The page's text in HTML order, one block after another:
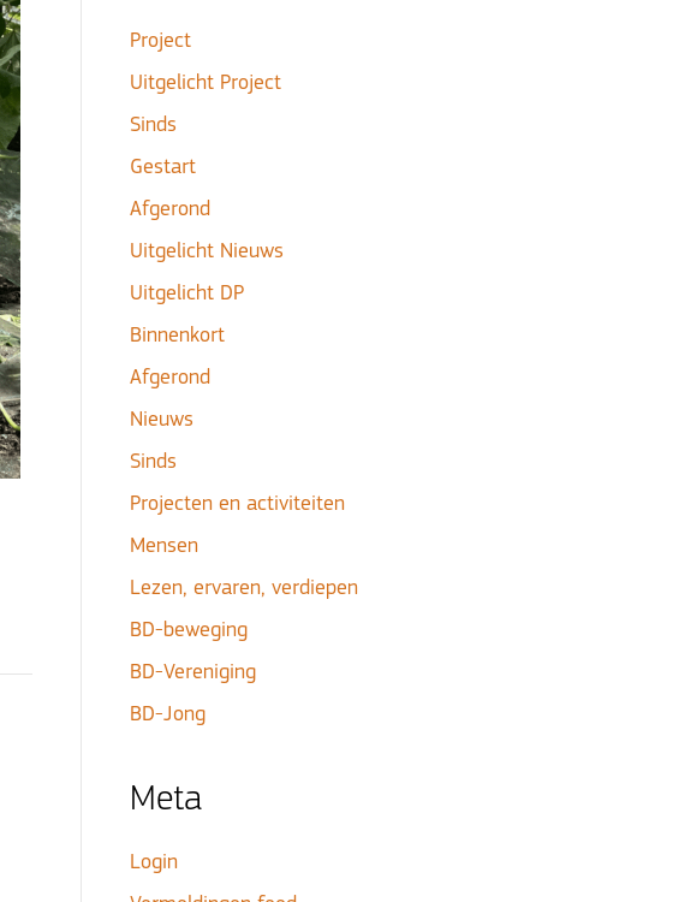
Project
Uitgelicht Project
Sinds
Gestart
Afgerond
Uitgelicht Nieuws
Uitgelicht DP
Binnenkort
Afgerond
Nieuws
Sinds
Projecten en activiteiten
Mensen
Lezen, ervaren, verdiepen
BD-beweging
BD-Vereniging
BD-Jong
Meta
Login